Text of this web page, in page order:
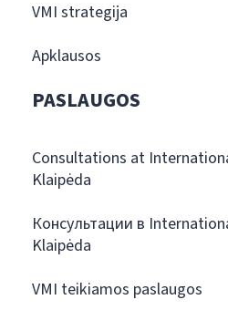
VMI strategija
Apklausos
PASLAUGOS
Consultations at
Klaipėda
Консультации в
Klaipėda
VMI teikiamos paslaugos